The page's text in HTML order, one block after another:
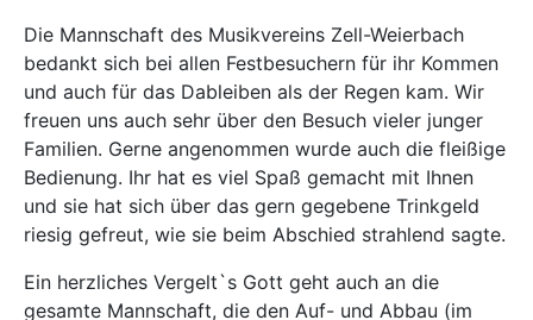
Die Mannschaft des Musikvereins Zell-Weierbach
bedankt sich bei allen Festbesuchern für ihr Kommen
und auch für das Dableiben als der Regen kam. Wir
freuen uns auch sehr über den Besuch vieler junger
Familien. Gerne angenommen wurde auch die fleißige
Bedienung. Ihr hat es viel Spaß gemacht mit Ihnen
und sie hat sich über das gern gegebene Trinkgeld
riesig gefreut, wie sie beim Abschied strahlend sagte.
Ein herzliches Vergelt`s Gott geht auch an die
gesamte Mannschaft, die den Auf- und Abbau (im